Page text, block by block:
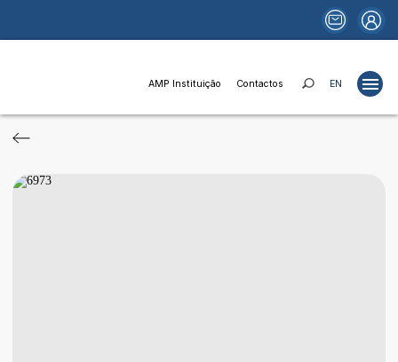
AMP Instituição Contactos EN